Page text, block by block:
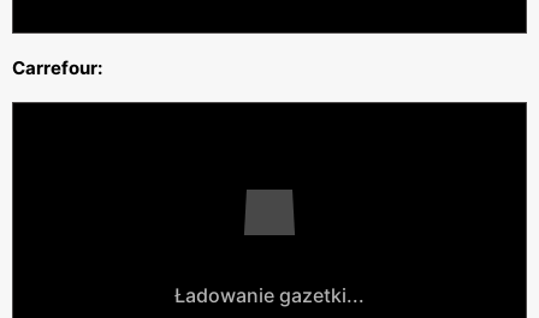
Carrefour:
Ładowanie gazetki...